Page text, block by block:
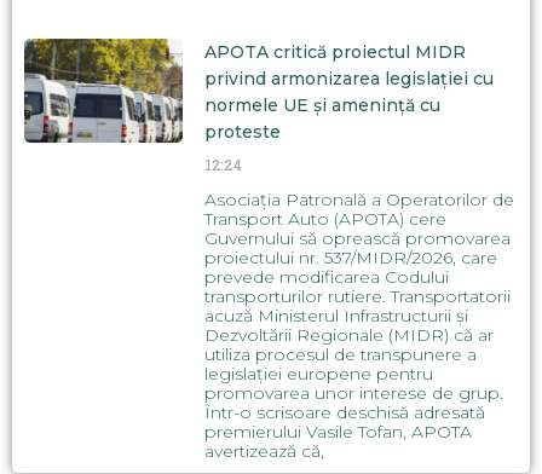
APOTA critică proiectul MIDR
privind armonizarea legislației cu
normele UE și amenință cu
proteste
12:24
Asociația Patronală a Operatorilor de
Transport Auto (APOTA) cere
Guvernului să oprească promovarea
proiectului nr. 537/MIDR/2026, care
prevede modificarea Codului
transporturilor rutiere. Transportatorii
acuză Ministerul Infrastructurii și
Dezvoltării Regionale (MIDR) că ar
utiliza procesul de transpunere a
legislației europene pentru
promovarea unor interese de grup.
Într-o scrisoare deschisă adresată
premierului Vasile Tofan, APOTA
avertizează că,